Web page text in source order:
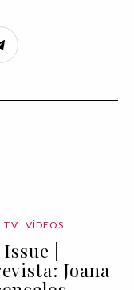
TV VÍDEOS
|
Joana